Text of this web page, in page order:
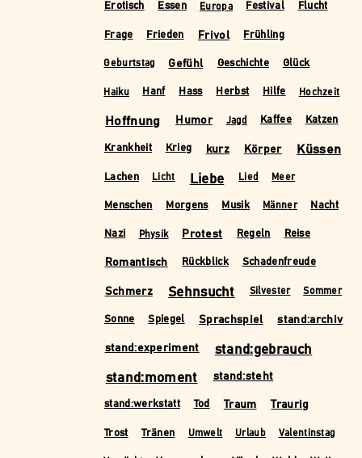
Erotisch Essen Europa Festival Flucht
Frage Frieden Frivol Frühling
Geburtstag Gefühl Geschichte Glück
Haiku Hanf Hass Herbst Hilfe Hochzeit
Hoffnung Humor Jagd Kaffee Katzen
Krankheit Krieg kurz Körper Küssen
Lachen Licht Liebe Lied Meer
Menschen Morgens Musik Männer Nacht
Nazi Physik Protest Regeln Reise
Romantisch Rückblick Schadenfreude
Schmerz Sehnsucht Silvester Sommer
Sonne Spiegel Sprachspiel stand:archiv
stand:experiment
stand:gebrauch
stand:moment
stand:steht
stand:werkstatt Tod Traum Traurig
Trost Tränen Umwelt Urlaub Valentinstag